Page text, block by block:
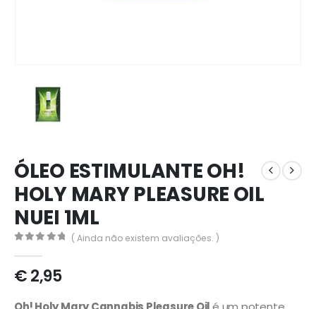
ÓLEO ESTIMULANTE OH!
HOLY MARY PLEASURE OIL
NUEI 1ML
( Ainda não existem avaliações. )
€2,95